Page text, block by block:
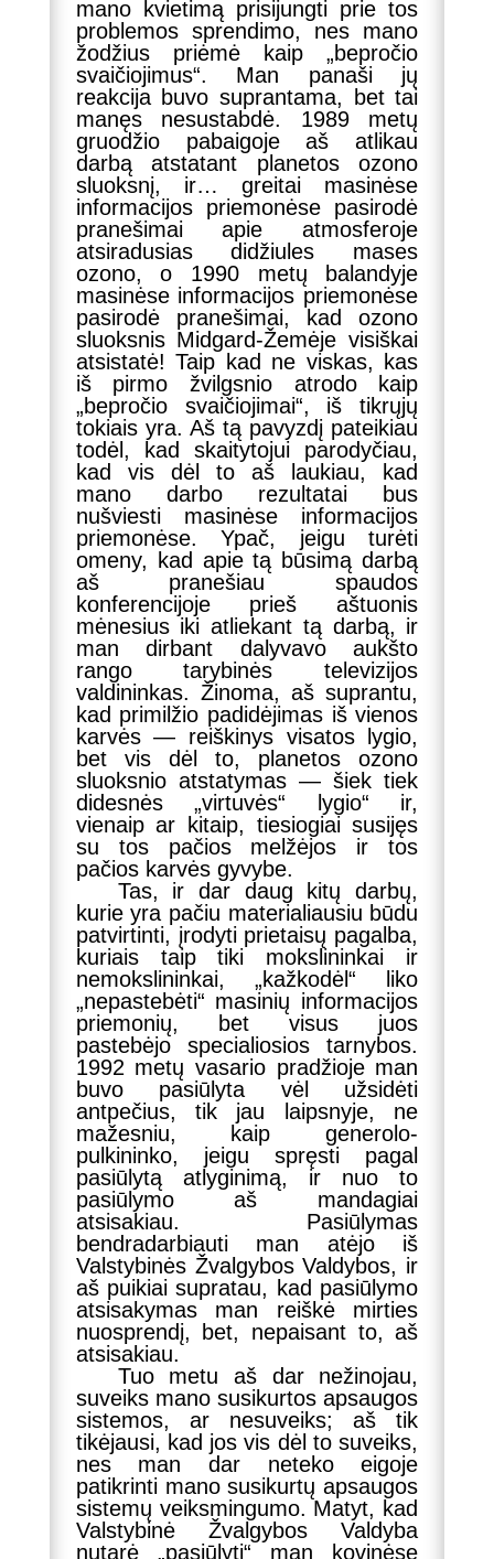
mano kvietimą prisijungti prie tos
problemos sprendimo, nes mano
žodžius priėmė kaip „bepročio
svaičiojimus“. Man panaši jų
reakcija buvo suprantama, bet tai
manęs nesustabdė. 1989 metų
gruodžio pabaigoje aš atlikau
darbą atstatant planetos ozono
sluoksnį, ir… greitai masinėse
informacijos priemonėse pasirodė
pranešimai apie atmosferoje
atsiradusias didžiules mases
ozono, o 1990 metų balandyje
masinėse informacijos priemonėse
pasirodė pranešimai, kad ozono
sluoksnis Midgard-Žemėje visiškai
atsistatė! Taip kad ne viskas, kas
iš pirmo žvilgsnio atrodo kaip
„bepročio svaičiojimai“, iš tikrųjų
tokiais yra. Aš tą pavyzdį pateikiau
todėl, kad skaitytojui parodyčiau,
kad vis dėl to aš laukiau, kad
mano darbo rezultatai bus
nušviesti masinėse informacijos
priemonėse. Ypač, jeigu turėti
omeny, kad apie tą būsimą darbą
aš pranešiau spaudos
konferencijoje prieš aštuonis
mėnesius iki atliekant tą darbą, ir
man dirbant dalyvavo aukšto
rango tarybinės televizijos
valdininkas. Žinoma, aš suprantu,
kad primilžio padidėjimas iš vienos
karvės — reiškinys visatos lygio,
bet vis dėl to, planetos ozonо
sluoksnio atstatymas — šiek tiek
didesnės „virtuvės“ lygio“ ir,
vienaip ar kitaip, tiesiogiai susijęs
su tos pačios melžėjos ir tos
pačios karvės gyvybe.
Tas, ir dar daug kitų darbų,
kurie yra pačiu materialiausiu būdu
patvirtinti, įrodyti prietaisų pagalba,
kuriais taip tiki mokslininkai ir
nemokslininkai, „kažkodėl“ liko
„nepastebėti“ masinių informacijos
priemonių, bet visus juos
pastebėjo specialiosios tarnybos.
1992 metų vasario pradžioje man
buvo pasiūlyta vėl užsidėti
antpečius, tik jau laipsnyje, ne
mažesniu, kaip generolo-
pulkininko, jeigu spręsti pagal
pasiūlytą atlyginimą, ir nuo to
pasiūlymo aš mandagiai
atsisakiau. Pasiūlymas
bendradarbiauti man atėjo iš
Valstybinės Žvalgybos Valdybos, ir
aš puikiai supratau, kad pasiūlymo
atsisakymas man reiškė mirties
nuosprendį, bet, nepaisant to, aš
atsisakiau.
Tuo metu aš dar nežinojau,
suveiks mano susikurtos apsaugos
sistemos, ar nesuveiks; aš tik
tikėjausi, kad jos vis dėl to suveiks,
nes man dar neteko eigoje
patikrinti mano susikurtų apsaugos
sistemų veiksmingumo. Matyt, kad
Valstybinė Žvalgybos Valdyba
nutarė „pasiūlyti“ man kovinėse